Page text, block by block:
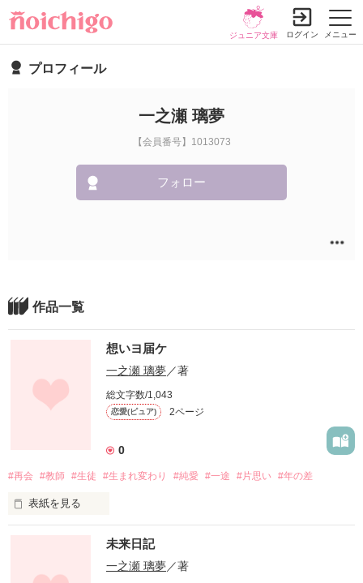
メニュー
ジュニア文庫 ログイン
プロフィール
一之瀬 璃夢
【会員番号】1013073
フォロー
作品一覧
想いヨ届ケ
一之瀬 璃夢／著
総文字数/1,043
恋愛(ピュア) 2ページ
0
#再会 #教師 #生徒 #生まれ変わり #純愛 #一途 #片思い #年の差
表紙を見る
例えお前が覚えていなくたって
未来日記
一之瀬 璃夢／著